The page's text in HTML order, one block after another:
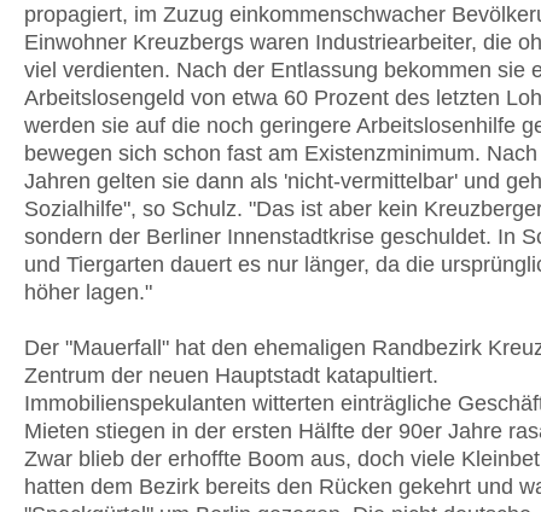
propagiert, im Zuzug einkommenschwacher
Einwohner Kreuzbergs waren Industriearbeiter, die
viel verdienten. Nach der Entlassung bekommen sie
Arbeitslosengeld von etwa 60 Prozent des letzten
werden sie auf die noch geringere Arbeitslosenhilfe
bewegen sich schon fast am Existenzminimum.
Jahren gelten sie dann als 'nicht-vermittelbar' und
Sozialhilfe", so Schulz. "Das ist aber kein
sondern der Berliner Innenstadtkrise geschuldet. In
und Tiergarten dauert es nur länger, da die
höher lagen."
Der "Mauerfall" hat den ehemaligen Randbezirk
Zentrum der neuen Hauptstadt katapultiert.
Immobilienspekulanten witterten einträgliche
Mieten stiegen in der ersten Hälfte der 90er Jahre
Zwar blieb der erhoffte Boom aus, doch viele
hatten dem Bezirk bereits den Rücken gekehrt und